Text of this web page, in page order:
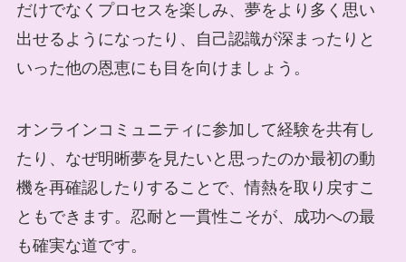
だけでなくプロセスを楽しみ、夢をより多く思い
出せるようになったり、自己認識が深まったりと
いった他の恩恵にも目を向けましょう。
オンラインコミュニティに参加して経験を共有し
たり、なぜ明晰夢を見たいと思ったのか最初の動
機を再確認したりすることで、情熱を取り戻すこ
ともできます。忍耐と一貫性こそが、成功への最
も確実な道です。